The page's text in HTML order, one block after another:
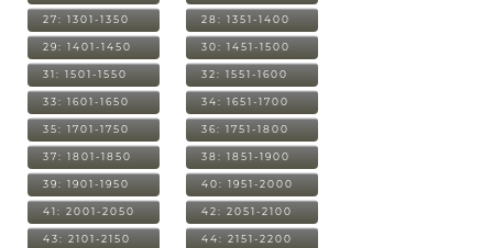
27: 1301-1350 28: 1351-1400
29: 1401-1450 30: 1451-1500
31: 1501-1550 32: 1551-1600
33: 1601-1650 34: 1651-1700
35: 1701-1750 36: 1751-1800
37: 1801-1850 38: 1851-1900
39: 1901-1950 40: 1951-2000
41: 2001-2050 42: 2051-2100
43: 2101-2150 44: 2151-2200